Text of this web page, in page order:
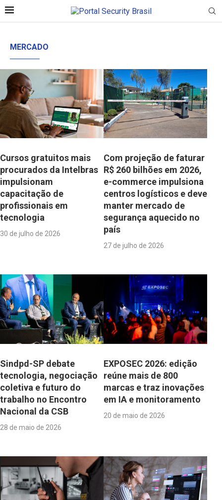
MERCADO
Cursos gratuitos mais
procurados da Intelbras
impulsionam
capacitação de
profissionais em
tecnologia
30 de julho de 2026
Com projeção de faturar
R$ 260 bilhões em 2026,
e-commerce impulsiona
centros logísticos e deve
manter mercado de
segurança aquecido no
país
27 de julho de 2026
Sindpd-SP debate
tecnologia, negociação
coletiva e futuro do
trabalho no Encontro
Nacional da CSB
28 de maio de 2026
EXPOSEC 2026: edição
reúne mais de 800
marcas e traz inovações
em IA e monitoramento
20 de maio de 2026